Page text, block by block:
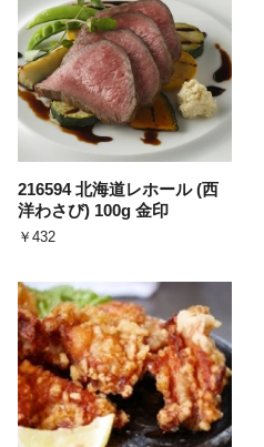
216594 北海道レホール (西
洋わさび) 100g 金印
￥432